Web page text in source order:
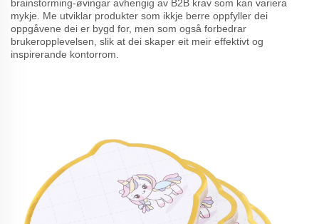
brainstorming-øvingar avhengig av B2B krav som kan variera
mykje. Me utviklar produkter som ikkje berre oppfyller dei
oppgåvene dei er bygd for, men som også forbedrar
brukeropplevelsen, slik at dei skaper eit meir effektivt og
inspirerande kontorrom.